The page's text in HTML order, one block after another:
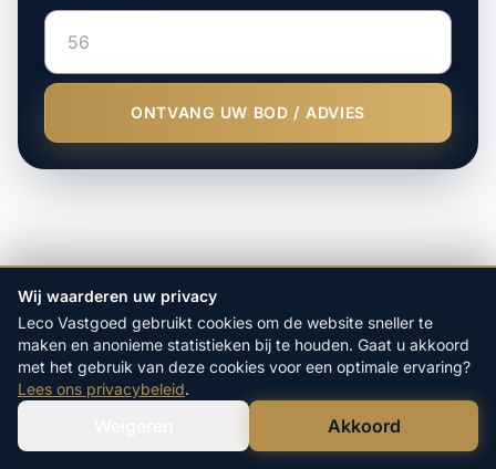
ONTVANG UW BOD / ADVIES
Bel Ons Direct
Wij waarderen uw privacy
Leco Vastgoed gebruikt cookies om de website sneller te
maken en anonieme statistieken bij te houden. Gaat u akkoord
met het gebruik van deze cookies voor een optimale ervaring?
Lees ons privacybeleid.
Akkoord